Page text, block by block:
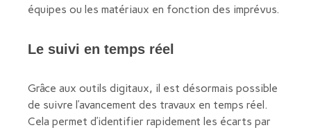
équipes ou les matériaux en fonction des imprévus.
Le suivi en temps réel
Grâce aux outils digitaux, il est désormais possible
de suivre l’avancement des travaux en temps réel.
Cela permet d’identifier rapidement les écarts par